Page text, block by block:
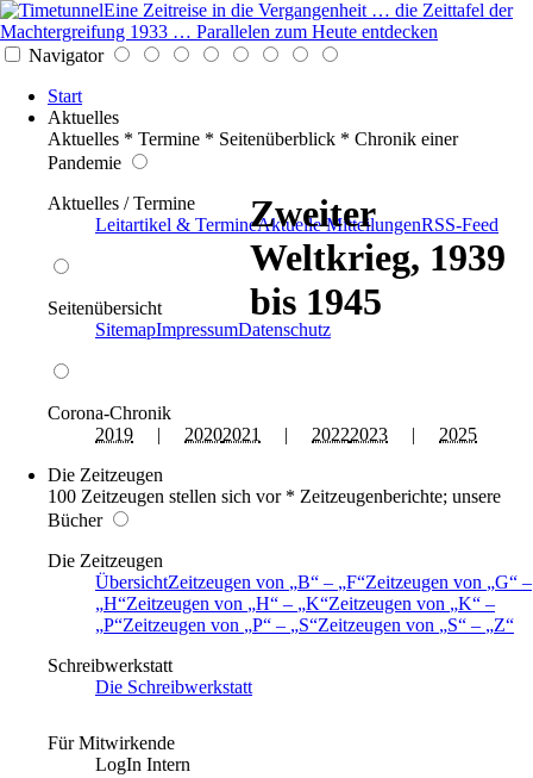
Eine Zeitreise in die Vergangenheit … die Zeittafel der
Machtergreifung 1933 … Parallelen zum Heute entdecken
Navigator
Start
Aktuelles
Aktuelles * Termine * Seitenüberblick * Chronik einer
Pandemie
Aktuelles / Termine
Leitartikel & TermineAktuelle MitteilungenRSS-Feed
Seitenübersicht
SitemapImpressumDatenschutz
Corona-Chronik
2019 | 20202021 | 20222023 | 2025
Die Zeitzeugen
100 Zeitzeugen stellen sich vor * Zeitzeugenberichte; unsere
Bücher
Die Zeitzeugen
ÜbersichtZeitzeugen von B – F Zeitzeugen von G
–
H Zeitzeugen von H – K Zeitzeugen von K
–
P Zeitzeugen von P – S Zeitzeugen von S –
Z
Schreibwerkstatt
Die Schreibwerkstatt
Für Mitwirkende
LogIn Intern
Zweiter
Weltkrieg, 1939
bis 1945